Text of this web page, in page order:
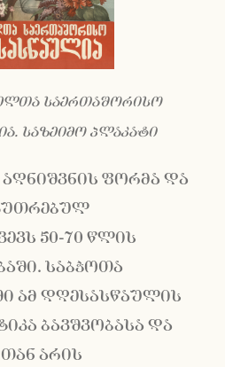
საერთაშორისო
საზეიმო პლაკატი
ფორმა და
50-70 წლის
საბჭოთა
ამ დღესასწაულის
ბავშვობასა და
არის